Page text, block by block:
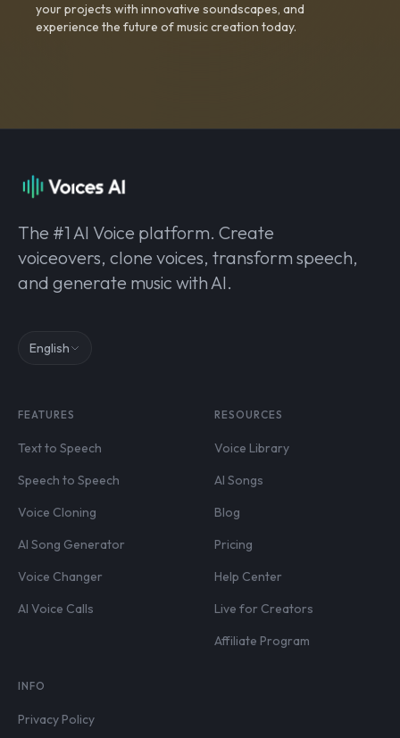
your projects with innovative soundscapes, and
experience the future of music creation today.
The #1 AI Voice platform. Create
voiceovers, clone voices, transform speech,
and generate music with AI.
English
FEATURES
Text to Speech
Speech to Speech
Voice Cloning
AI Song Generator
Voice Changer
AI Voice Calls
RESOURCES
Voice Library
AI Songs
Blog
Pricing
Help Center
Live for Creators
Affiliate Program
INFO
Privacy Policy